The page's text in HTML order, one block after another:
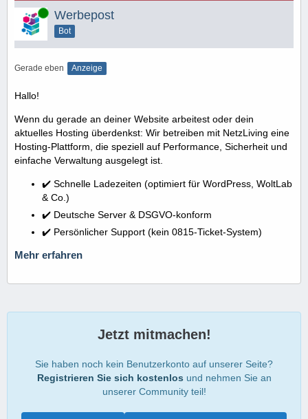
Online Werbepost
Bot
Gerade eben Anzeige
Hallo!
Wenn du gerade an deiner Website arbeitest oder dein
aktuelles Hosting überdenkst: Wir betreiben mit NetzLiving eine
Hosting-Plattform, die speziell auf Performance, Sicherheit und
einfache Verwaltung ausgelegt ist.
✔️ Schnelle Ladezeiten (optimiert für WordPress, WoltLab
& Co.)
✔️ Deutsche Server & DSGVO-konform
✔️ Persönlicher Support (kein 0815-Ticket-System)
Mehr erfahren
Jetzt mitmachen!
Sie haben noch kein Benutzerkonto auf unserer Seite?
Registrieren Sie sich kostenlos und nehmen Sie an
unserer Community teil!